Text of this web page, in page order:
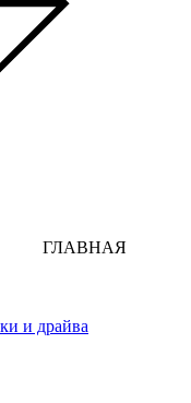
ГЛАВНАЯ
и драйва